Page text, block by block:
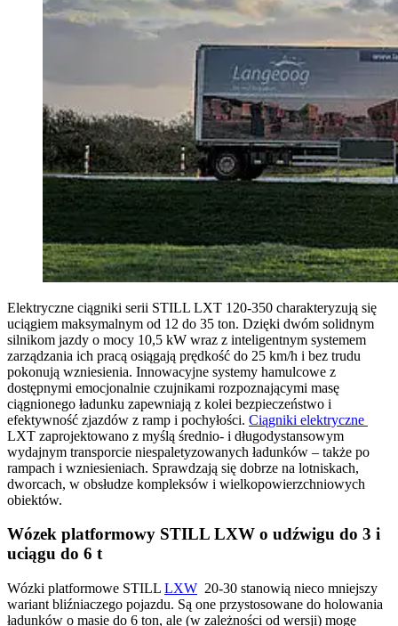
Elektryczne ciągniki serii STILL LXT 120-350 charakteryzują się
uciągiem maksymalnym od 12 do 35 ton. Dzięki dwóm solidnym
silnikom jazdy o mocy 10,5 kW wraz z inteligentnym systemem
zarządzania ich pracą osiągają prędkość do 25 km/h i bez trudu
pokonują wzniesienia. Innowacyjne systemy hamulcowe z
dostępnymi emocjonalnie czujnikami rozpoznającymi masę
ciągnionego ładunku zapewniają z kolei bezpieczeństwo i
efektywność zjazdów z ramp i pochyłości. Ciągniki elektryczne
LXT zaprojektowano z myślą średnio- i długodystansowym
wydajnym transporcie niespaletyzowanych ładunków – także po
rampach i wzniesieniach. Sprawdzają się dobrze na lotniskach,
dworcach, w obsłudze kompleksów i wielkopowierzchniowych
obiektów.
Wózek platformowy STILL LXW o udźwigu do 3 i
uciągu do 6 t
Wózki platformowe STILL LXW 20-30 stanowią nieco mniejszy
wariant bliźniaczego pojazdu. Są one przystosowane do holowania
ładunków o masie do 6 ton, ale (w zależności od wersji) mogę